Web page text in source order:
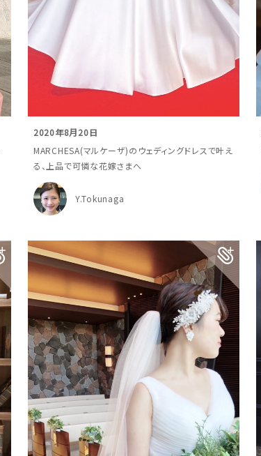
2020年8月20日
MARCHESA(マルケーザ)のウェディングドレスで叶え
る、上品で可憐な花嫁さまへ
Y.Tokunaga